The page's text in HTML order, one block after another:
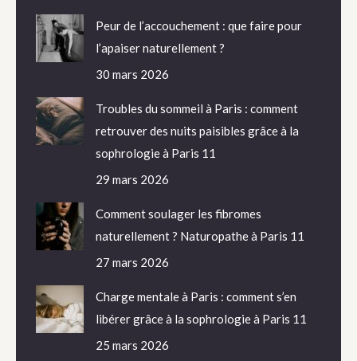
Peur de l’accouchement : que faire pour
l’apaiser naturellement ?
30 mars 2026
Troubles du sommeil à Paris : comment
retrouver des nuits paisibles grâce à la
sophrologie à Paris 11
29 mars 2026
Comment soulager les fibromes
naturellement ? Naturopathe à Paris 11
27 mars 2026
Charge mentale à Paris : comment s’en
libérer grâce à la sophrologie à Paris 11
25 mars 2026